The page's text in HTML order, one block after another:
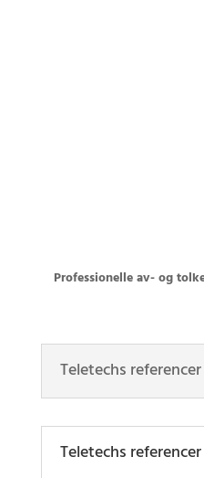
Professionelle av- og
Teletechs referencer
Teletechs referencer